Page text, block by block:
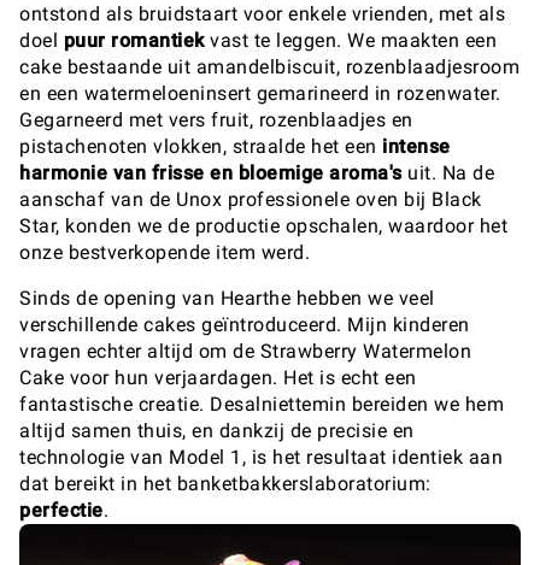
ontstond als bruidstaart voor enkele vrienden, met als
doel puur romantiekvast te leggen. We maakten een
cake bestaande uit amandelbiscuit, rozenblaadjesroom
en een watermeloeninsert gemarineerd in rozenwater.
Gegarneerd met vers fruit, rozenblaadjes en
pistachenoten vlokken, straalde het een intense
harmonie van frisse en bloemige aroma'suit. Na de
aanschaf van de Unox professionele oven bij Black
Star, konden we de productie opschalen, waardoor het
onze bestverkopende item werd.
Sinds de opening van Hearthe hebben we veel
verschillende cakes geïntroduceerd. Mijn kinderen
vragen echter altijd om de Strawberry Watermelon
Cake voor hun verjaardagen. Het is echt een
fantastische creatie. Desalniettemin bereiden we hem
altijd samen thuis, en dankzij de precisie en
technologie van Model 1, is het resultaat identiek aan
dat bereikt in het banketbakkerslaboratorium:
perfectie.